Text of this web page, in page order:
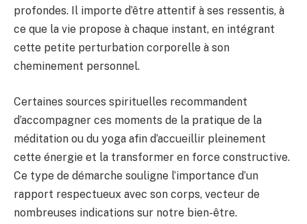
profondes. Il importe d’être attentif à ses ressentis, à
ce que la vie propose à chaque instant, en intégrant
cette petite perturbation corporelle à son
cheminement personnel.
Certaines sources spirituelles recommandent
d’accompagner ces moments de la pratique de la
méditation ou du yoga afin d’accueillir pleinement
cette énergie et la transformer en force constructive.
Ce type de démarche souligne l’importance d’un
rapport respectueux avec son corps, vecteur de
nombreuses indications sur notre bien-être.